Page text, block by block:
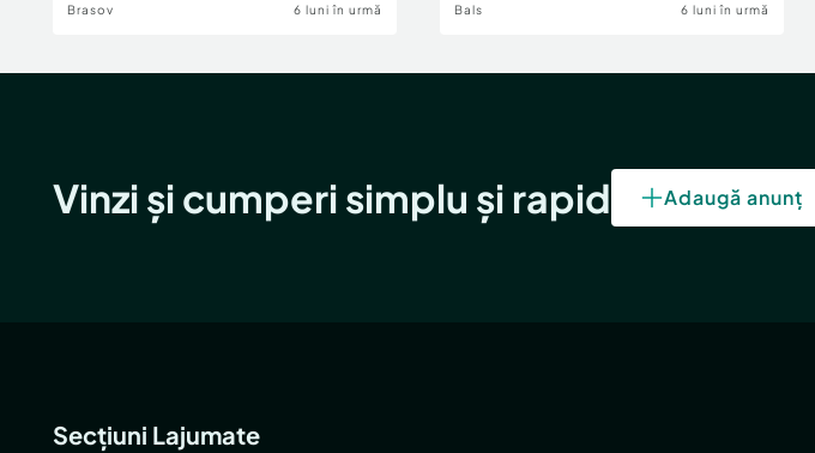
Brasov 6 luni în urmă Bals 6 luni în urmă
Vinzi și cumperi simplu și rapid Adaugă anunț
Secțiuni Lajumate